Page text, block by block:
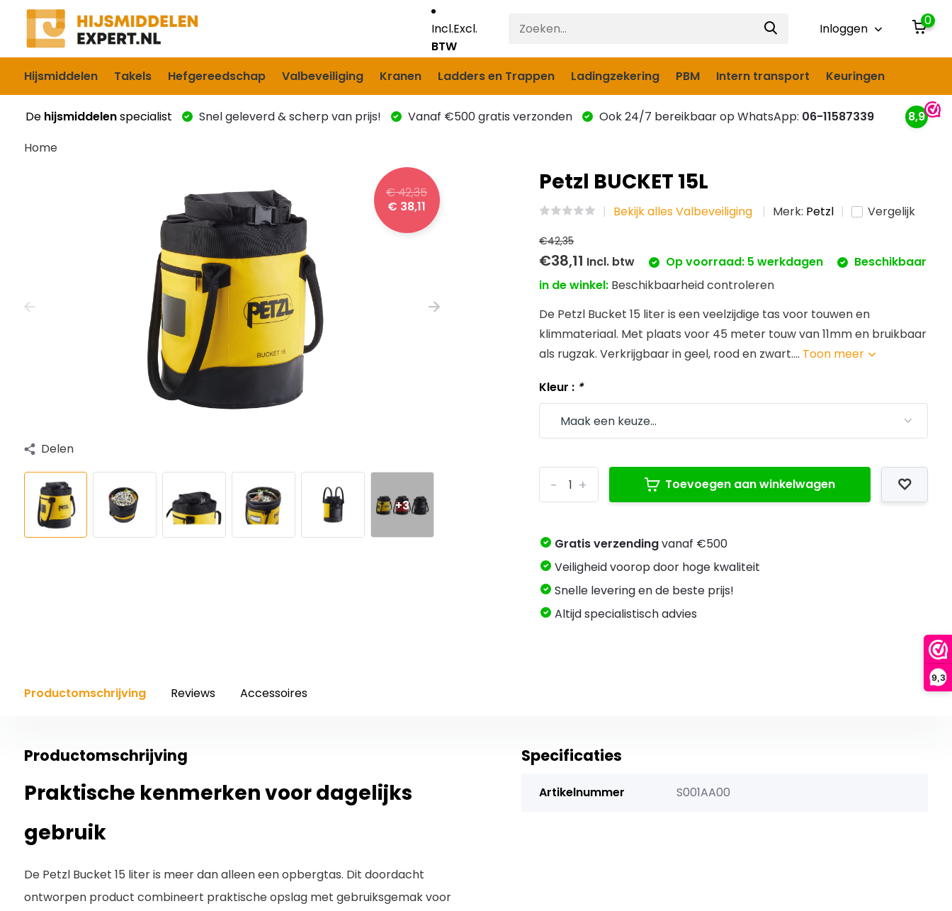
9,3
Incl.Excl.
BTW
Inloggen
0
Hijsmiddelen Takels Hefgereedschap Valbeveiliging Kranen Ladders en Trappen Ladingzekering PBM Intern transport Keuringen
De hijsmiddelenspecialist Snel geleverd & scherp van prijs! Vanaf €500 gratis verzonden Ook 24/7 bereikbaar op WhatsApp: 06-11587339
8,9
Home
€ 42,35
€ 38,11
Delen
+3
Petzl BUCKET 15L
Bekijk alles Valbeveiliging Merk: Petzl Vergelijk
€42,35
€38,11 Incl. btw Op voorraad: 5 werkdagen
Beschikbaar
in de winkel: Beschikbaarheid controleren
De Petzl Bucket 15 liter is een veelzijdige tas voor touwen en
klimmateriaal. Met plaats voor 45 meter touw van 11mm en bruikbaar
als rugzak. Verkrijgbaar in geel, rood en zwart.... Toon meer
Kleur : *
+
- Toevoegen aan winkelwagen
Gratis verzendingvanaf €500
Veiligheid voorop door hoge kwaliteit
Snelle levering en de beste prijs!
Altijd specialistisch advies
Productomschrijving Reviews Accessoires
Productomschrijving
Praktische kenmerken voor dagelijks
gebruik
De Petzl Bucket 15 liter is meer dan alleen een opbergtas. Dit doordacht
ontworpen product combineert praktische opslag met gebruiksgemak voor
Specificaties
Artikelnummer S001AA00